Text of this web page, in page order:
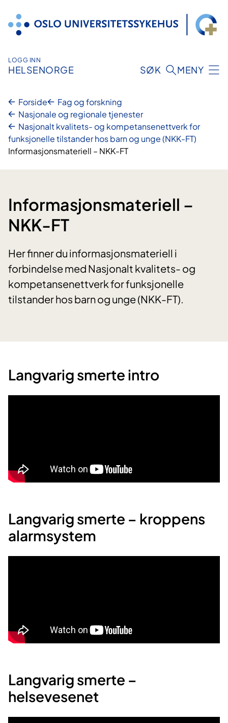
innhold
LOGG INN
HELSENORGE SØK MENY
Forside
Fag og forskning
Nasjonale og regionale tjenester
Nasjonalt kvalitets- og kompetansenettverk for
funksjonelle tilstander hos barn og unge (NKK-FT)
Informasjonsmateriell – NKK-FT
Informasjonsmateriell –
NKK-FT
Her finner du informasjonsmateriell i
forbindelse med Nasjonalt kvalitets- og
kompetansenettverk for funksjonelle
tilstander hos barn og unge (NKK-FT).
Langvarig smerte intro
Langvarig smerte – kroppens
alarmsystem
Langvarig smerte –
helsevesenet